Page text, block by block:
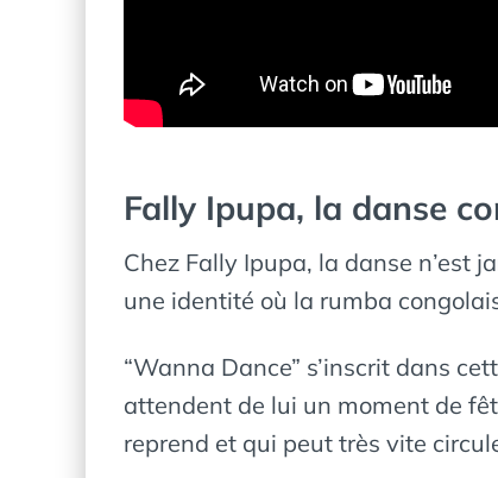
Fally Ipupa, la danse
Chez Fally Ipupa, la danse n’est
une identité où la rumba
“Wanna Dance” s’inscrit dans
attendent de lui un moment de
reprend et qui peut très vite